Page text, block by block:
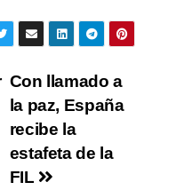
Con llamado a
la paz, España
recibe la
estafeta de la
FIL